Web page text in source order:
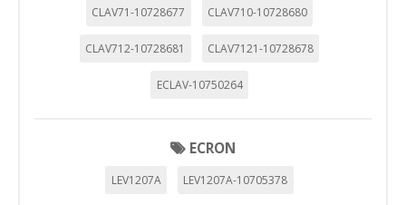
CLAV71-10728677 CLAV710-10728680
CLAV712-10728681 CLAV7121-10728678
ECLAV-10750264
ECRON
LEV1207A LEV1207A-10705378